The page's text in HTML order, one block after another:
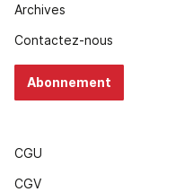
Archives
Contactez-nous
Abonnement
CGU
CGV